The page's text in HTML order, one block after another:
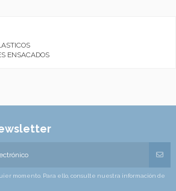
ENSACADOS
momento. Para ello, consulte nuestra información de